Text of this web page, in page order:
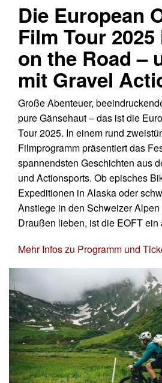
Die European
Film Tour
on the Road –
mit Gravel
Große Abenteuer,
pure Gänsehaut – das ist die
Tour 2025. In einem rund
Filmprogramm präsentiert das
spannendsten Geschichten aus
und Actionsports. Ob episches
Expeditionen in Alaska oder
Anstiege in den Schweizer
Draußen lieben, ist die EOFT ein
Mehr Infos zu Programm und